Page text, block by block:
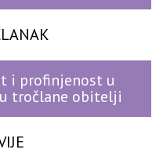
i profinjenost u
tročlane obitelji